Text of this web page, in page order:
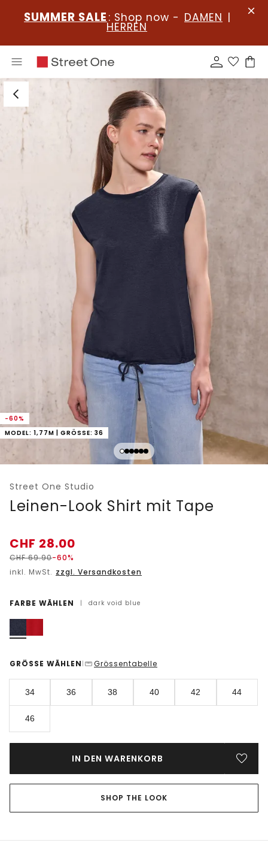
SUMMER SALE : Shop now - DAMEN |
HERREN
-60%
MODEL: 1,77M | GRÖSSE: 36
Street One Studio
Leinen-Look Shirt mit Tape
CHF 28.00
CHF69.90-60%
inkl. MwSt. zzgl. Versandkosten
FARBE WÄHLEN | dark void blue
GRÖSSE WÄHLEN | Grössentabelle
34 36 38 40 42 44
46
IN DEN WARENKORB
SHOP THE LOOK